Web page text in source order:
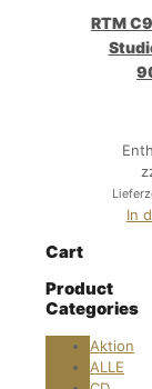
RTM
In
Cart
Product
Categories
Aktion
ALLE